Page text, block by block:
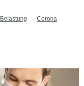
Belastung Corona